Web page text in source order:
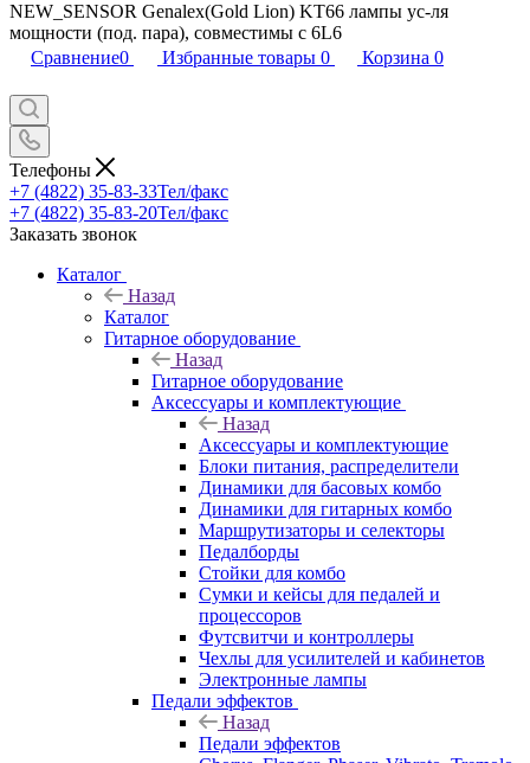
NEW_SENSOR Genalex(Gold Lion) KT66 лампы ус-ля
мощности (под. пара), совместимы с 6L6
Сравнение0 Избранные товары 0 Корзина 0
Телефоны
+7 (4822) 35-83-33Тел/факс
+7 (4822) 35-83-20Тел/факс
Заказать звонок
Каталог
Назад
Каталог
Гитарное оборудование
Назад
Гитарное оборудование
Аксессуары и комплектующие
Назад
Аксессуары и комплектующие
Блоки питания, распределители
Динамики для басовых комбо
Динамики для гитарных комбо
Маршрутизаторы и селекторы
Педалборды
Стойки для комбо
Сумки и кейсы для педалей и
процессоров
Футсвитчи и контроллеры
Чехлы для усилителей и кабинетов
Электронные лампы
Педали эффектов
Назад
Педали эффектов